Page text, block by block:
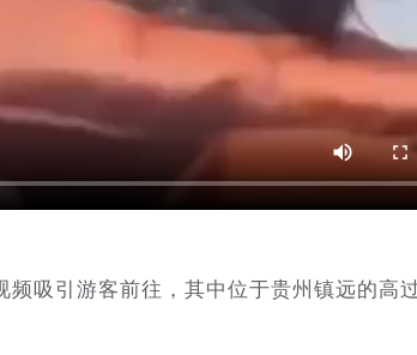
吸引游客前往，其中位于贵州镇远的高